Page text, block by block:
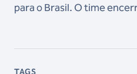
para o Brasil. O time
TAGS